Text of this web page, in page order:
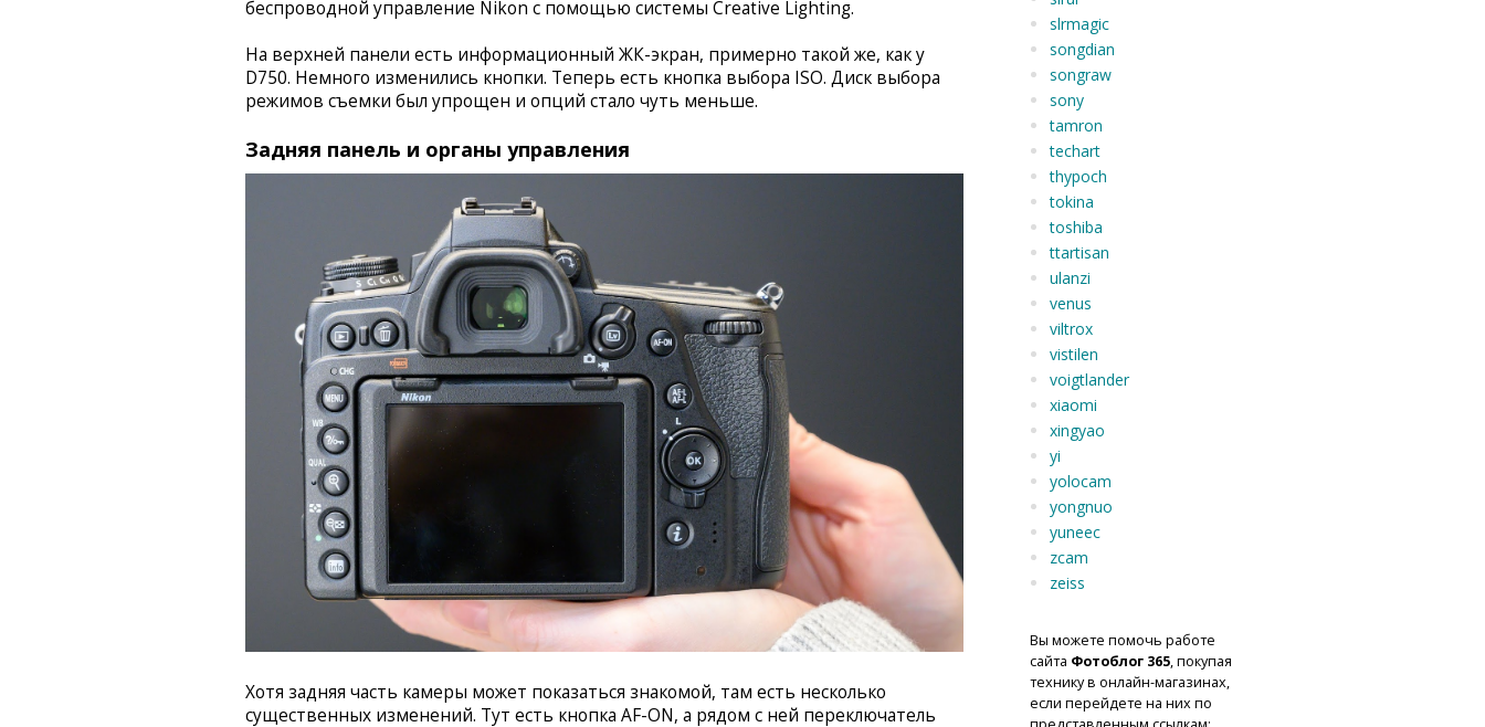
беспроводной управление Nikon с помощью системы Creative Lighting.
На верхней панели есть информационный ЖК-экран, примерно такой же, как у
D750. Немного изменились кнопки. Теперь есть кнопка выбора ISO. Диск выбора
режимов съемки был упрощен и опций стало чуть меньше.
Задняя панель и органы управления
Хотя задняя часть камеры может показаться знакомой, там есть несколько
существенных изменений. Тут есть кнопка AF-ON, а рядом с ней переключатель
slrmagic
songdian
songraw
sony
tamron
techart
thypoch
tokina
toshiba
ttartisan
ulanzi
venus
viltrox
vistilen
voigtlander
xiaomi
xingyao
yi
yolocam
yongnuo
yuneec
zcam
zeiss
Вы можете помочь работе
сайта Фотоблог 365, покупая
технику в онлайн-магазинах,
если перейдете на них по